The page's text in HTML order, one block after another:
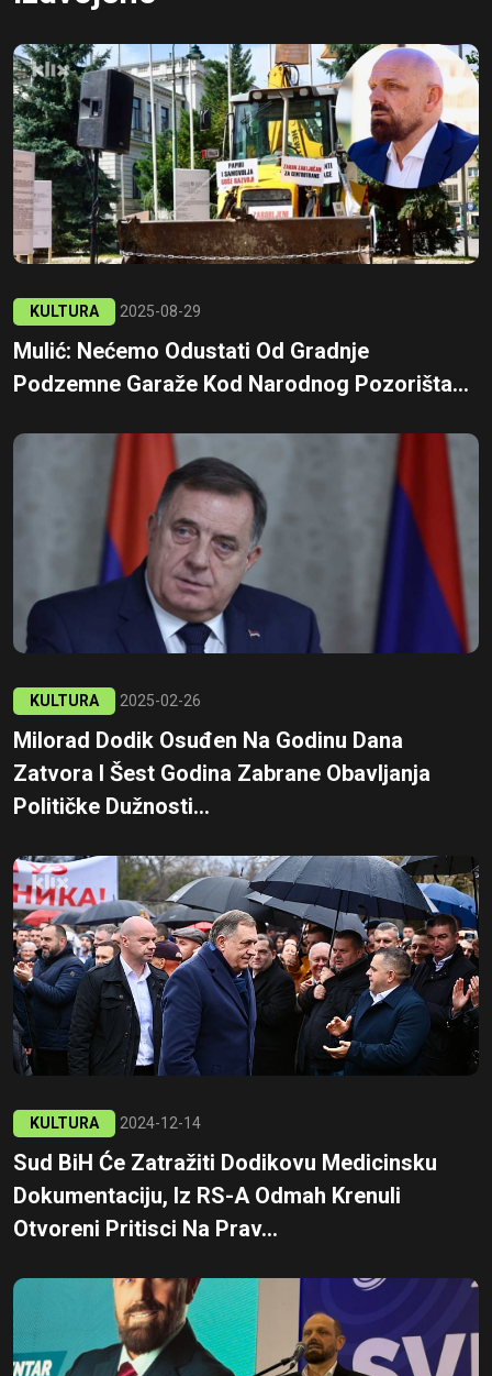
KULTURA 2025-08-29
Mulić: Nećemo Odustati Od Gradnje
Podzemne Garaže Kod Narodnog Pozorišta...
KULTURA 2025-02-26
Milorad Dodik Osuđen Na Godinu Dana
Zatvora I Šest Godina Zabrane Obavljanja
Političke Dužnosti...
KULTURA 2024-12-14
Sud BiH Će Zatražiti Dodikovu Medicinsku
Dokumentaciju, Iz RS-A Odmah Krenuli
Otvoreni Pritisci Na Prav...